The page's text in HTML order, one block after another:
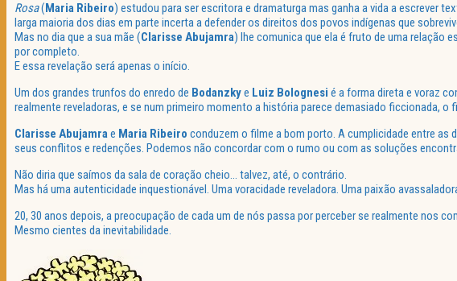
Rosa(Maria Ribeiro) estudou para ser escritora e dramaturga mas ganha a vida a escrever
larga maioria dos dias em parte incerta a defender os direitos dos povos indígenas que
Mas no dia que a sua mãe (Clarisse Abujamra) lhe comunica que ela é fruto de uma relação
por completo.
E essa revelação será apenas o início.
Um dos grandes trunfos do enredo de Bodanzkye Luiz Bolognesi é a forma direta e voraz
realmente reveladoras, e se num primeiro momento a história parece demasiado ficcionada,
Clarisse Abujamrae Maria Ribeiro conduzem o filme a bom porto. A cumplicidade entre as
seus conflitos e redenções. Podemos não concordar com o rumo ou com as soluções
Não diria que saímos da sala de coração cheio… talvez, até, o contrário.
Mas há uma autenticidade inquestionável. Uma voracidade reveladora. Uma paixão
20, 30 anos depois, a preocupação de cada um de nós passa por perceber se realmente nos
Mesmo cientes da inevitabilidade.